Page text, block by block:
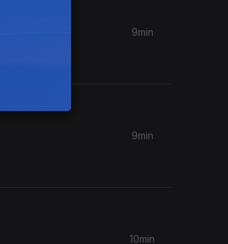
9min
9min
10min